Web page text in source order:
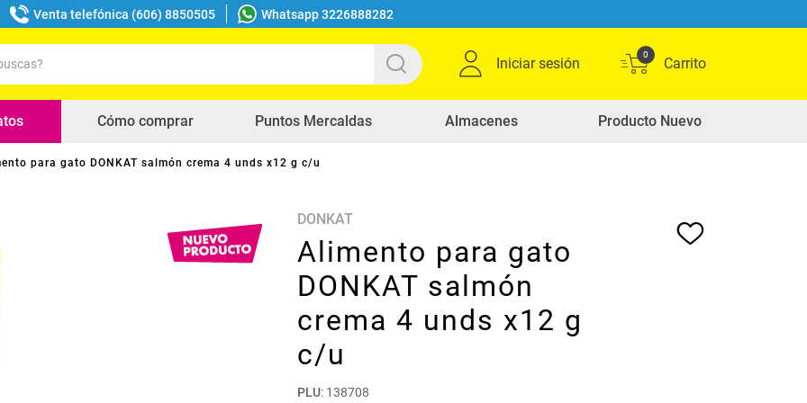
Venta telefónica (606) 8850505 Whatsapp 3226888282
Iniciar sesión
0
Cómo comprar Puntos Mercaldas Almacenes Producto Nuevo
para gato DONKAT salmón crema 4 unds x12 g c/u
DONKAT
Alimento para gato
DONKAT salmón
crema 4 unds x12 g
c/u
PLU: 138708
buscados